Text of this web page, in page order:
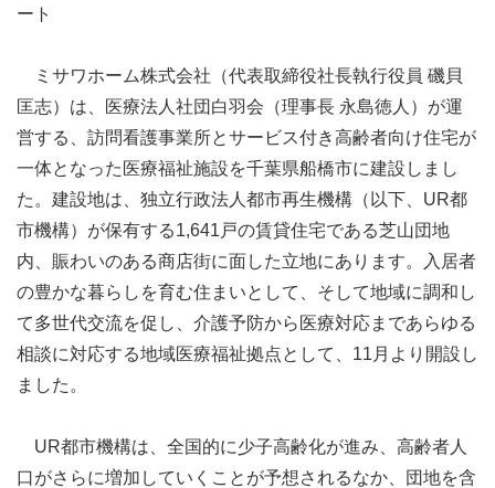
ート
ミサワホーム株式会社（代表取締役社長執行役員 磯貝
匡志）は、医療法人社団白羽会（理事長 永島徳人）が運
営する、訪問看護事業所とサービス付き高齢者向け住宅が
一体となった医療福祉施設を千葉県船橋市に建設しまし
た。建設地は、独立行政法人都市再生機構（以下、UR都
市機構）が保有する1,641戸の賃貸住宅である芝山団地
内、賑わいのある商店街に面した立地にあります。入居者
の豊かな暮らしを育む住まいとして、そして地域に調和し
て多世代交流を促し、介護予防から医療対応まであらゆる
相談に対応する地域医療福祉拠点として、11月より開設し
ました。
UR都市機構は、全国的に少子高齢化が進み、高齢者人
口がさらに増加していくことが予想されるなか、団地を含